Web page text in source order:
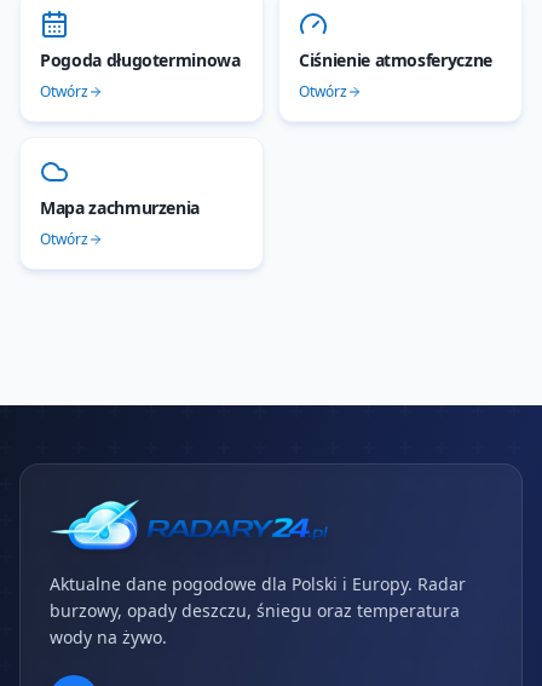
Pogoda długoterminowa
Otwórz
Ciśnienie atmosferyczne
Otwórz
Mapa zachmurzenia
Otwórz
Aktualne dane pogodowe dla Polski i Europy. Radar
burzowy, opady deszczu, śniegu oraz temperatura
wody na żywo.